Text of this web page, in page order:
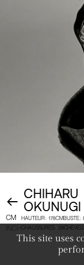
This site uses
CHIHARU
OKUNUGI
CM
HAUTEUR: 178CM BUSTE:
CHAUSSURES: 39